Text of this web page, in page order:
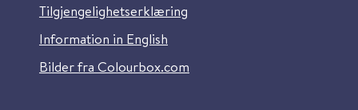
Tilgjengelighetserklæring
Information in English
Bilder fra Colourbox.com